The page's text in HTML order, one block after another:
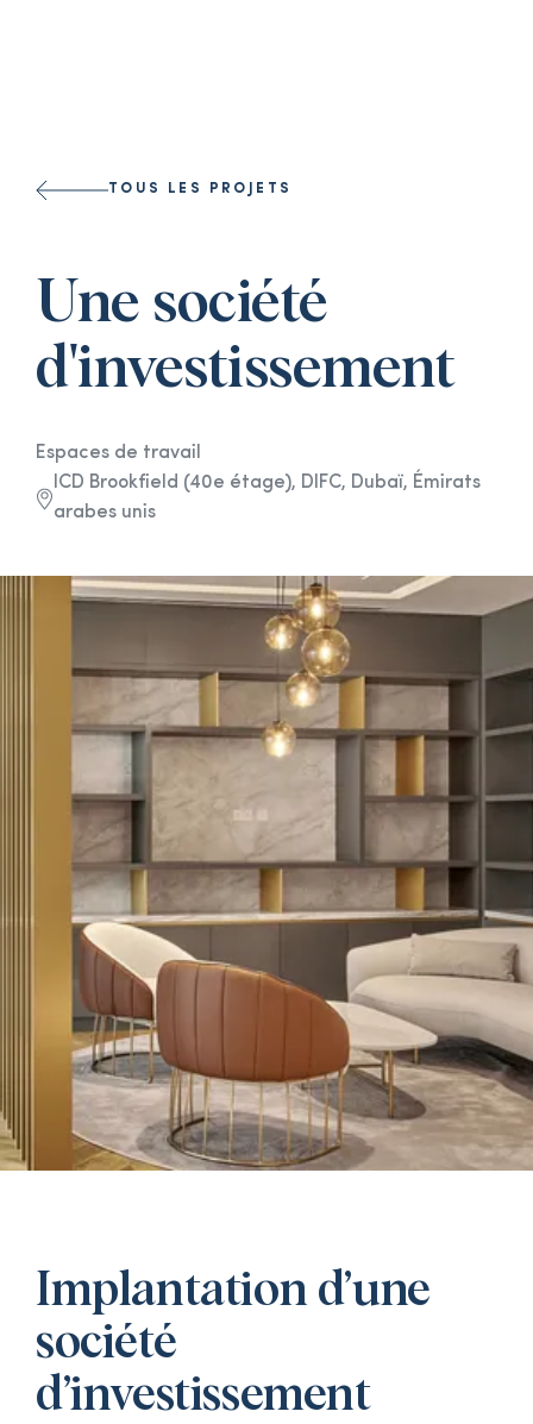
TOUS LES PROJETS
Une société
d'investissement
Espaces de travail
ICD Brookfield (40e étage), DIFC, Dubaï, Émirats
arabes unis
Implantation d’une
société
d’investissement